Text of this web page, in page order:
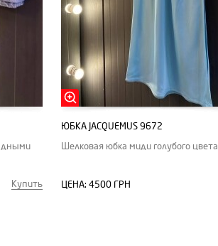
Купить
ЮБКА JACQUEMUS 9672
Шелковая юбка миди голубого цвета
ЦЕНА: 4500 ГРН